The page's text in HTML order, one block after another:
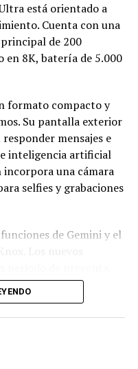
está orientado a
Cuenta con una
de 200
en 8K, batería de 5.000
formato compacto y
Su pantalla exterior
mensajes e
inteligencia artificial
una cámara
selfies y grabaciones
de Gemini y el